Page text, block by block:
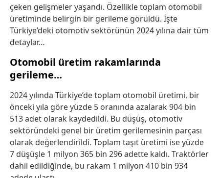
çeken gelişmeler yaşandı. Özellikle toplam otomobil
üretiminde belirgin bir gerileme görüldü. İşte
Türkiye’deki otomotiv sektörünün 2024 yılına dair tüm
detaylar…
Otomobil üretim rakamlarında
gerileme…
2024 yılında Türkiye’de toplam otomobil üretimi, bir
önceki yıla göre yüzde 5 oranında azalarak 904 bin
513 adet olarak kaydedildi. Bu düşüş, otomotiv
sektöründeki genel bir üretim gerilemesinin parçası
olarak değerlendirildi. Toplam taşıt üretimi ise yüzde
7 düşüşle 1 milyon 365 bin 296 adette kaldı. Traktörler
dahil edildiğinde, bu rakam 1 milyon 410 bin 934